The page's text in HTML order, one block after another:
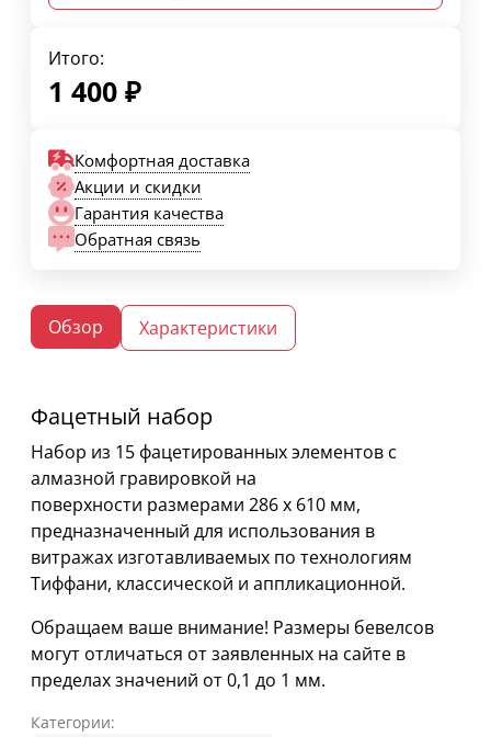
Итого:
1 400 ₽
Комфортная доставка
Акции и скидки
Гарантия качества
Обратная связь
Обзор Характеристики
Фацетный набор
Набор из 15 фацетированных элементов c
алмазной гравировкой на
поверхности размерами 286 х 610 мм,
предназначенный для использования в
витражах изготавливаемых по технологиям
Тиффани, классической и аппликационной.
Обращаем ваше внимание! Размеры бевелсов
могут отличаться от заявленных на сайте в
пределах значений от 0,1 до 1 мм.
Категории: